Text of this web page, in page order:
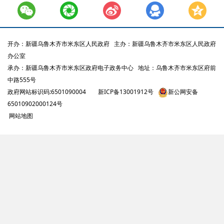
开办：新疆乌鲁木齐市米东区人民政府 主办：新疆乌鲁木齐市米东区人民政府
办公室
承办：新疆乌鲁木齐市米东区政府电子政务中心 地址：乌鲁木齐市米东区府前
中路555号
政府网站标识码:6501090004
新ICP备13001912号
新公网安备
65010902000124号
网站地图